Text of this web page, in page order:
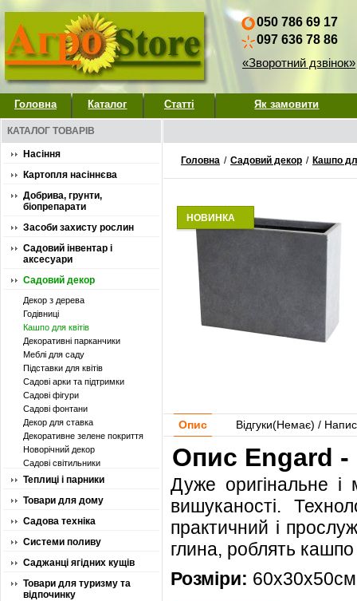
050 786 69 17
097 636 78 86
«Зворотний дзвінок»
Головна Каталог Статті Як замовити
КАТАЛОГ ТОВАРІВ
Насіння
Картопля насіннєва
Добрива, грунти,
біопрепарати
Засоби захисту рослин
Садовий інвентар і
аксесуари
Садовий декор
Декор з дерева
Годівниці
Кашпо для квітів
Декоративні парканчики
Меблі для саду
Підставки для квітів
Садові арки та підтримки
Садові фігури
Садові фонтани
Декор для ставка
Декоративне зелене покриття
Новорічний декор
Садові світильники
Теплиці і парники
Товари для дому
Садова техніка
Системи поливу
Саджанці ягідних кущів
Товари для туризму та
відпочинку
Головна / Садовий декор / Кашпо
НОВИНКА
Опис Відгуки(Немає) /
Опис Engard
Дуже оригінальне і
вишуканості.
практичний і
глина, роблять
Розміри: